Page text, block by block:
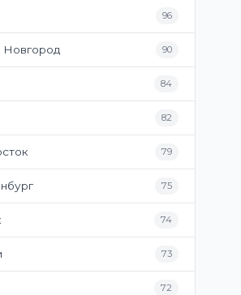
96
90
84
82
79
75
74
73
72